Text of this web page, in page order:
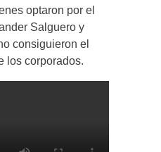
optaron por el
Salguero y
consiguieron el
los corporados.